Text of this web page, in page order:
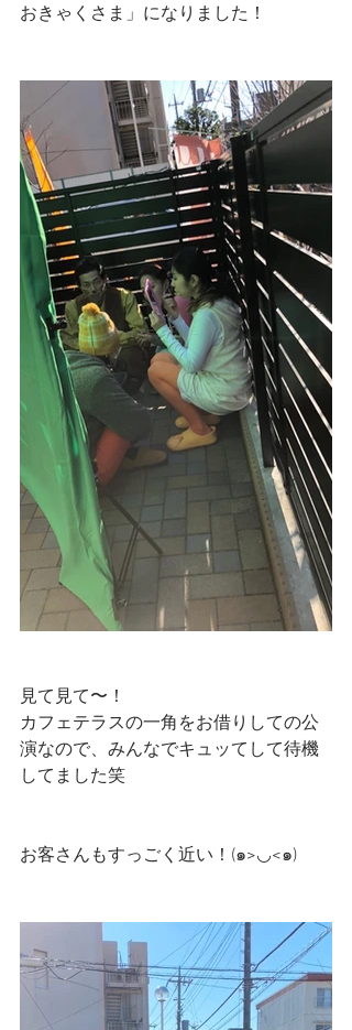
おきゃくさま」になりました！
見て見て〜！
カフェテラスの一角をお借りしての公
演なので、みんなでキュッてして待機
してました笑
お客さんもすっごく近い！(๑>◡<๑)